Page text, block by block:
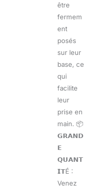
être
fermem
ent
posés
sur leur
base, ce
qui
facilite
leur
prise en
main. 📦
𝗚𝗥𝗔𝗡𝗗
𝗘
𝗤𝗨𝗔𝗡𝗧
𝗜𝗧É :
Venez